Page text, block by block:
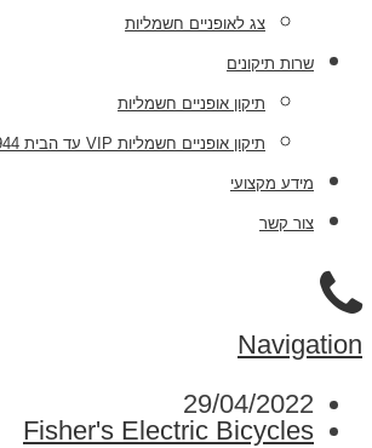
צג לאופניים חשמליות
שרות תיקונים
תיקון אופניים חשמליות
תיקון אופניים חשמליות VIP עד הבית 03-6918944
מידע מקצועי
צור קשר
Navigation
29/04/2022
Fisher's Electric Bicycles